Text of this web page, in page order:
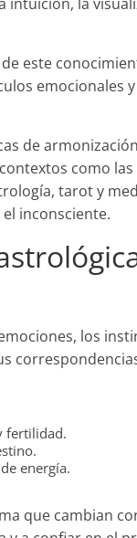
este
emocionales
de
como las
tarot y
inconsciente.
los
fertilidad.
energía.
que cambian